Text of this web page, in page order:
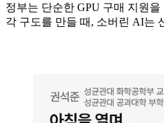
정부는 단순한 GPU 구매 지원
각 구도를 만들 때, 소버린 AI는